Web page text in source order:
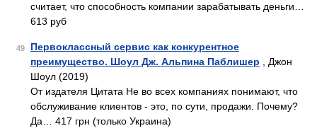
считает, что способность компании зарабатывать деньги…
613 руб
49
Первоклассный сервис как конкурентное
преимущество. Шоул Дж. Альпина Паблишер , Джон
Шоул (2019)
От издателя Цитата Не во всех компаниях понимают, что
обслуживание клиентов - это, по сути, продажи. Почему?
Да… 417 грн (только Украина)